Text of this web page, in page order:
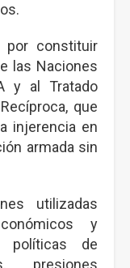
por constituir
las Naciones
y al Tratado
que
injerencia en
armada sin
utilizadas
y
políticas de
presiones